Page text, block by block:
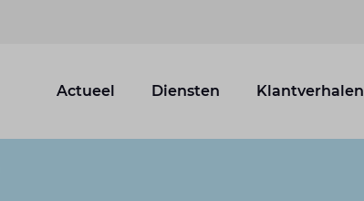
Actueel Diensten Klantverhalen